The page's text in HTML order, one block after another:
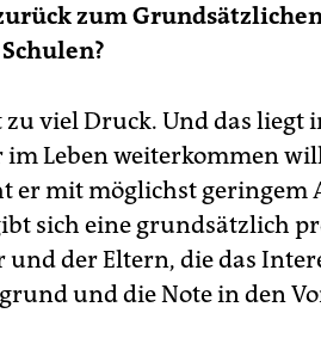
zum
zu viel Druck. Und das liegt
im Leben weiterkommen
er mit möglichst geringem
sich eine grundsätzlich
und der Eltern, die das
und die Note in den